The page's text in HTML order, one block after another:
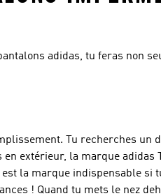
adidas, tu feras non
Tu recherches un
en extérieur, la marque adidas
est la marque indispensable si
! Quand tu mets le nez